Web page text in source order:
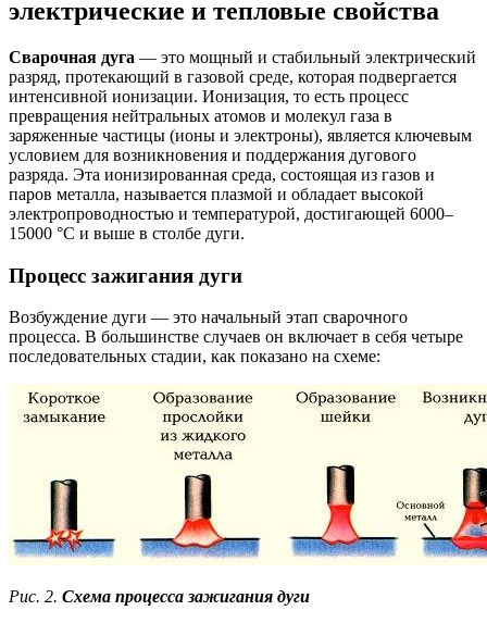
электрические и тепловые свойства
Сварочная дуга — это мощный и стабильный электрический
разряд, протекающий в газовой среде, которая подвергается
интенсивной ионизации. Ионизация, то есть процесс
превращения нейтральных атомов и молекул газа в
заряженные частицы (ионы и электроны), является ключевым
условием для возникновения и поддержания дугового
разряда. Эта ионизированная среда, состоящая из газов и
паров металла, называется плазмой и обладает высокой
электропроводностью и температурой, достигающей 6000–
15000 °C и выше в столбе дуги.
Процесс зажигания дуги
Возбуждение дуги — это начальный этап сварочного
процесса. В большинстве случаев он включает в себя четыре
последовательных стадии, как показано на схеме:
Рис. 2. Схема процесса зажигания дуги